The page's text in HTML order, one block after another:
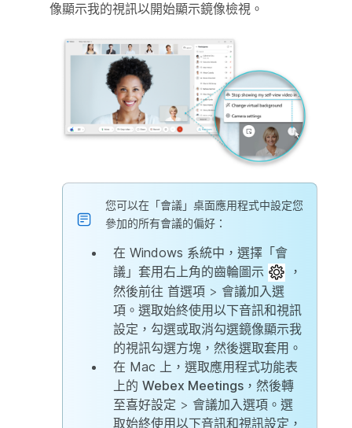
像顯示我的視訊以開始顯示鏡像檢視。
您可以在「會議」桌面應用程式中設定您
參加的所有會議的偏好：
在 Windows 系統中，選擇「會
議」套用右上角的齒輪圖示
，
然後前往 首選項 > 會議加入選
項 。選取始終使用以下音訊和視訊
設定 ，勾選或取消勾選鏡像顯示我
的視訊勾選方塊，然後選取套用 。
在 Mac 上，選取應用程式功能表
上的 Webex Meetings ，然後轉
至喜好設定 > 會議加入選項 。選
取始終使用以下音訊和視訊設定 ，